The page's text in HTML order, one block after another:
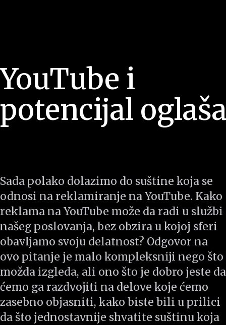
YouTube i
potencijal
Sada polako dolazimo do suštine koja se
odnosi na reklamiranje na YouTube. Kako
reklama na YouTube može da radi u službi
našeg poslovanja, bez obzira u kojoj sferi
obavljamo svoju delatnost? Odgovor na
ovo pitanje je malo kompleksniji nego što
možda izgleda, ali ono što je dobro jeste da
ćemo ga razdvojiti na delove koje ćemo
zasebno objasniti, kako biste bili u prilici
da što jednostavnije shvatite suštinu koja